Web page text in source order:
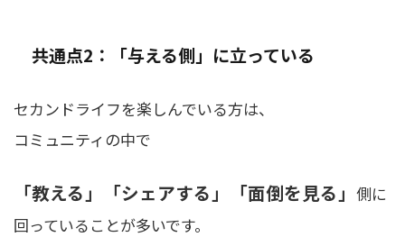
共通点2：「与える側」に立っている
セカンドライフを楽しんでいる方は、
コミュニティの中で
「教える」「シェアする」「面倒を見る」 側に
回っていることが多いです。